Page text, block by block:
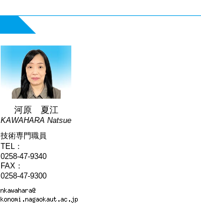
河原 夏江
KAWAHARA Natsue
技術専門職員
TEL：
0258-47-9340
FAX：
0258-47-9300